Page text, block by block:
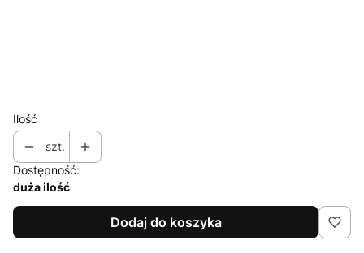
Ilość
szt.
Dostępność:
duża ilość
Dodaj do koszyka